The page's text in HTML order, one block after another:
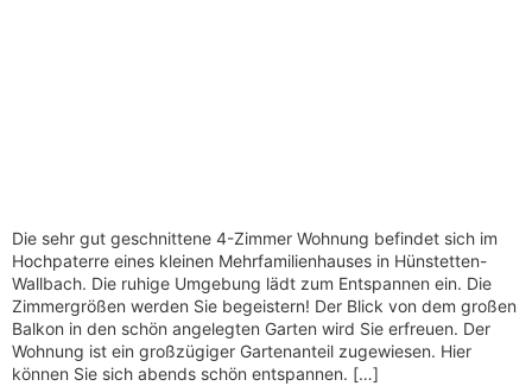
Die sehr gut geschnittene 4-Zimmer Wohnung befindet sich im
Hochpaterre eines kleinen Mehrfamilienhauses in Hünstetten-
Wallbach. Die ruhige Umgebung lädt zum Entspannen ein. Die
Zimmergrößen werden Sie begeistern! Der Blick von dem großen
Balkon in den schön angelegten Garten wird Sie erfreuen. Der
Wohnung ist ein großzügiger Gartenanteil zugewiesen. Hier
können Sie sich abends schön entspannen. […]